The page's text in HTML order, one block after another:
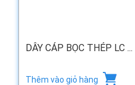
DÂY CÁP BỌC THÉP LC ...
Thêm vào giỏ hàng